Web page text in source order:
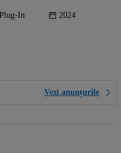
In 2024
Vezi anunțurile